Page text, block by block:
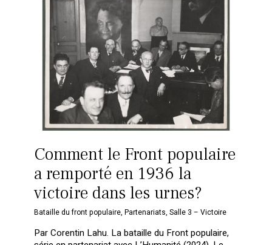
Comment le Front populaire
a remporté en 1936 la
victoire dans les urnes?
Bataille du front populaire,Partenariats,Salle 3 – Victoire
Par Corentin Lahu. La bataille du Front populaire,